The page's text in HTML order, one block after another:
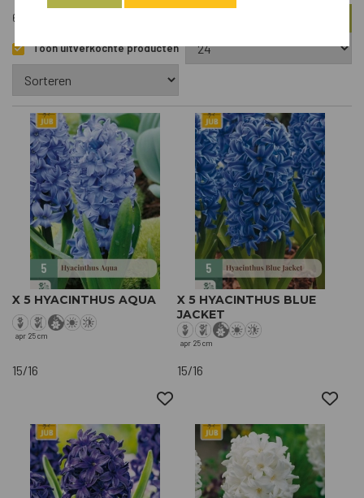
676 Artikelen
Toon uitverkochte producten
X 5 HYACINTHUS AQUA
apr 25 cm
15/16
X 5 HYACINTHUS BLUE
JACKET
apr 25 cm
15/16